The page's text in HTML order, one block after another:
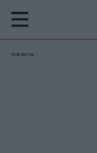
Reklama: